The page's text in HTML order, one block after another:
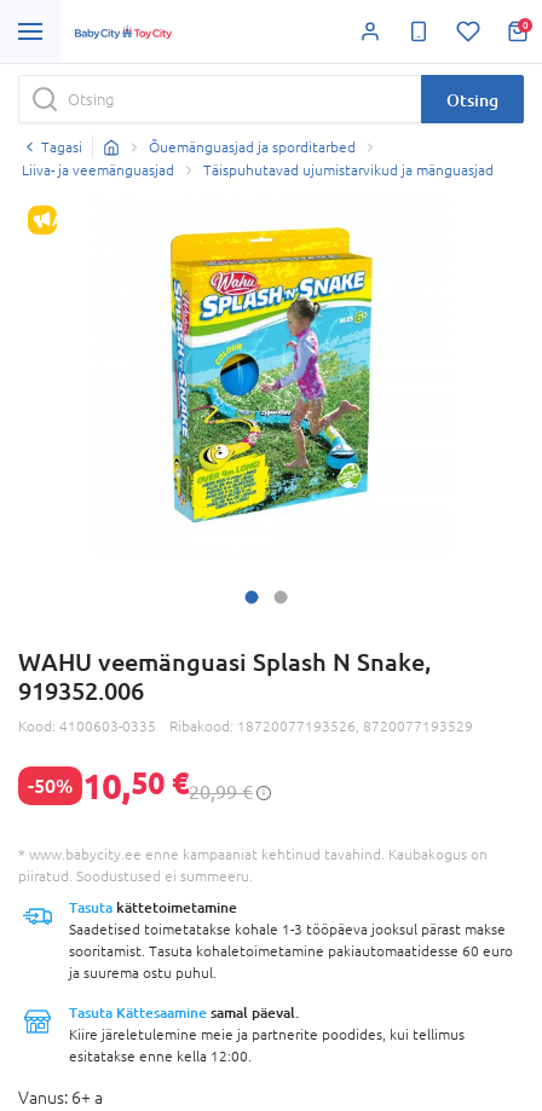
0
Otsing
Tagasi
Õuemänguasjad ja sporditarbed
Liiva- ja veemänguasjad
Täispuhutavad ujumistarvikud ja mänguasjad
ALLAHINDLUS
WAHU veemänguasi Splash N Snake,
919352.006
Kood: 4100603-0335 Ribakood: 18720077193526, 8720077193529
-50% 10,50 €20,99 €
* www.babycity.ee enne kampaaniat kehtinud tavahind. Kaubakogus on
piiratud. Soodustused ei summeeru.
Tasuta kättetoimetamine
Saadetised toimetatakse kohale 1-3 tööpäeva jooksul pärast makse
sooritamist. Tasuta kohaletoimetamine pakiautomaatidesse 60 euro
ja suurema ostu puhul.
Tasuta Kättesaamine samal päeval.
Kiire järeletulemine meie ja partnerite poodides, kui tellimus
esitatakse enne kella 12:00.
Vanus: 6+ a